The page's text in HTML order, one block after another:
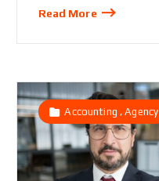
Read More
Accounting ,Agency